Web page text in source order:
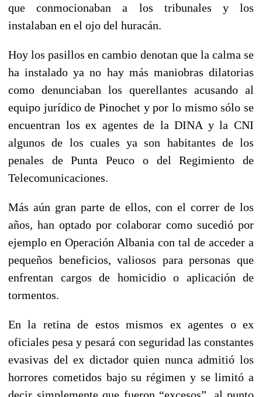
que conmocionaban a los tribunales y los
instalaban en el ojo del huracán.
Hoy los pasillos en cambio denotan que la calma se
ha instalado ya no hay más maniobras dilatorias
como denunciaban los querellantes acusando al
equipo jurídico de Pinochet y por lo mismo sólo se
encuentran los ex agentes de la DINA y la CNI
algunos de los cuales ya son habitantes de los
penales de Punta Peuco o del Regimiento de
Telecomunicaciones.
Más aún gran parte de ellos, con el correr de los
años, han optado por colaborar como sucedió por
ejemplo en Operación Albania con tal de acceder a
pequeños beneficios, valiosos para personas que
enfrentan cargos de homicidio o aplicación de
tormentos.
En la retina de estos mismos ex agentes o ex
oficiales pesa y pesará con seguridad las constantes
evasivas del ex dictador quien nunca admitió los
horrores cometidos bajo su régimen y se limitó a